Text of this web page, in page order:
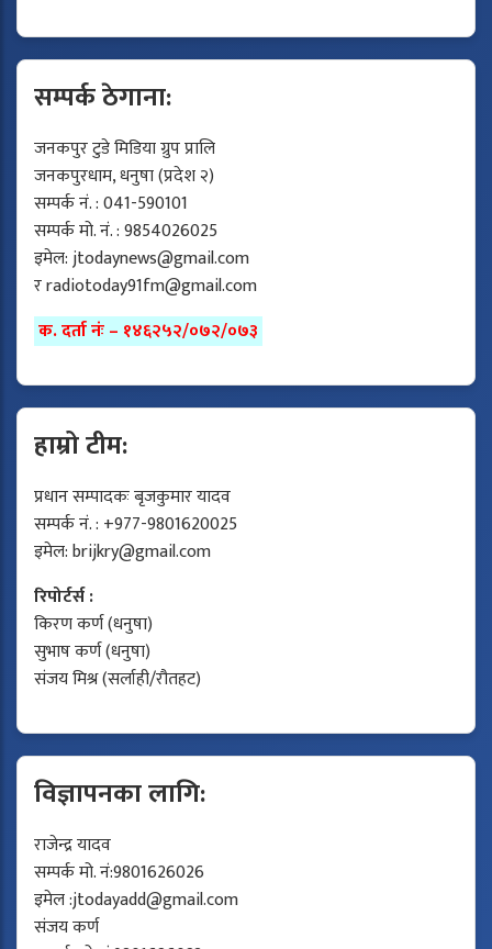
सम्पर्क ठेगाना:
जनकपुर टुडे मिडिया ग्रुप प्रालि
जनकपुरधाम, धनुषा (प्रदेश २)
सम्पर्क नं. : 041-590101
सम्पर्क मो. नं. : 9854026025
इमेल:jtodaynews@gmail.com
रradiotoday91fm@gmail.com
क. दर्ता नंः – १४६२५२/०७२/०७३
हाम्रो टीम:
प्रधान सम्पादकः बृजकुमार यादव
सम्पर्क नं. : +977-9801620025
इमेल:brijkry@gmail.com
रिपोर्टर्स :
किरण कर्ण (धनुषा)
सुभाष कर्ण (धनुषा)
संजय मिश्र (सर्लाही/रौतहट)
विज्ञापनका लागि:
राजेन्द्र यादव
सम्पर्क मो. नं:9801626026
इमेल :jtodayadd@gmail.com
संजय कर्ण